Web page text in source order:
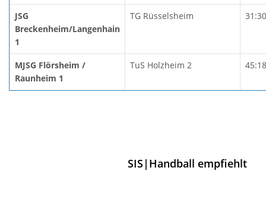
JSG
Breckenheim/Langenhain
1
TG Rüsselsheim 31:30
MJSG Flörsheim /
Raunheim 1
TuS Holzheim 2 45:18
SIS|Handball empfiehlt